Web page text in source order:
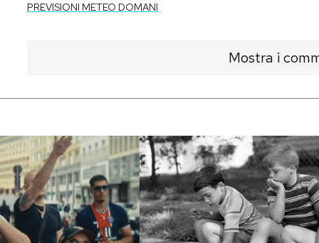
PREVISIONI METEO DOMANI
Mostra i